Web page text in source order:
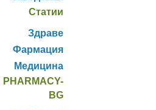
Статии
Здраве
Фармация
Медицина
PHARMACY-
BG